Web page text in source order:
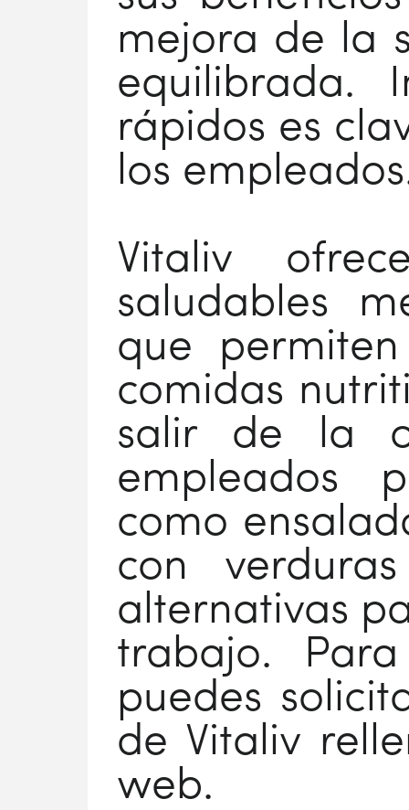
mejora de la
equilibrada.
rápidos es
los
Vitaliv
saludables
que
comidas
salir de la
empleados
como
con
alternativas
trabajo.
puedes
de Vitaliv
web.